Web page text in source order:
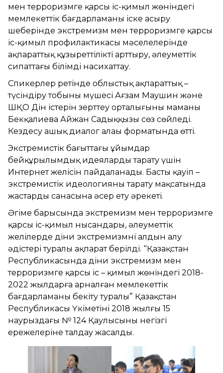
мен терроризмге қарсы іс-қимыл жөніндегі
мемлекеттік бағдарламаны іске асыру
шеңберінде экстремизм мен терроризмге қарсы
іс-қимыл профилактикасы мәселелерінде
ақпараттық құзыреттілікті арттыру, әлеуметтік
сипаттағы білімді насихаттау.
Спикерлер ретінде облыстық ақпараттық –
түсіндіру тобының мүшесі Ағзам Маушин және
ШҚО Дін істерін зерттеу орталығының маманы
Бекқалиева Айжан Садыққызы сөз сөйледі.
Кездесу ашық диалог алаңы форматында өтті.
Экстремистік бағыттағы ұйымдар
бейқұрылымдық идеяларды тарату үшін
Интернет желісін пайдаланады. Басты қауіп –
экстремистік идеологияны тарату мақсатында
жастардың санасына әсер ету әрекеті.
Әңгіме барысында экстремизм мен терроризмге
қарсы іс-қимыл нысандары, әлеуметтік
желілерде діни экстремизмнің алдын алу
әдістері туралы ақпарат берілді. “Қазақстан
Республикасында діни экстремизм мен
терроризмге қарсы іс – қимыл жөніндегі 2018-
2022 жылдарға арналған мемлекеттік
бағдарламаны бекіту туралы” Қазақстан
Республикасы Үкіметінің 2018 жылғы 15
наурыздағы № 124 Қаулысының негізгі
ережелеріне талдау жасалды.